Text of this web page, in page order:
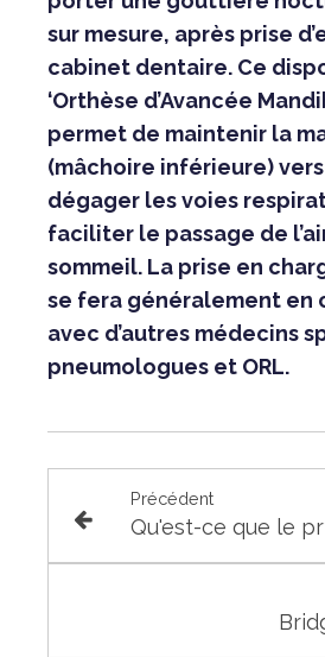
sur mesure, après prise
cabinet dentaire. Ce
‘Orthèse d’Avancée
permet de maintenir la
(mâchoire inférieure) vers
dégager les voies
faciliter le passage de
sommeil. La prise en
se fera généralement en
avec d’autres médecins
pneumologues et ORL.
Précédent
Qu'est-ce que le